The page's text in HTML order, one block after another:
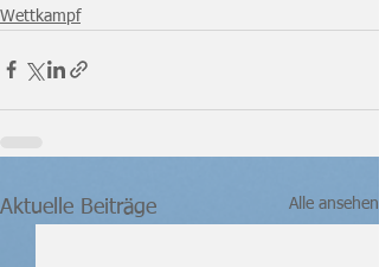
Wettkampf
Aktuelle Beiträge Alle ansehen